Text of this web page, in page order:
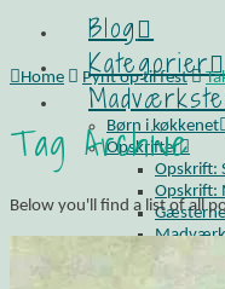
Blog
Kategorier
Børn i køkkenet
Opskrifter
Opskrift:
Opskrift:
Opskrift:
Opskrift
Home Pynt op til fest
Tag Archive
Below you'll find a list of all